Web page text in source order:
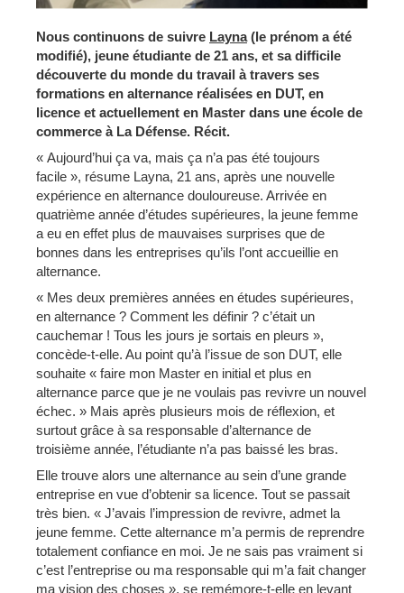
Nous continuons de suivre Layna(le prénom a été
modifié), jeune étudiante de 21 ans, et sa difficile
découverte du monde du travail à travers ses
formations en alternance réalisées en DUT, en
licence et actuellement en Master dans une école de
commerce à La Défense. Récit.
« Aujourd’hui ça va, mais ça n’a pas été toujours
facile », résume Layna, 21 ans, après une nouvelle
expérience en alternance douloureuse. Arrivée en
quatrième année d’études supérieures, la jeune femme
a eu en effet plus de mauvaises surprises que de
bonnes dans les entreprises qu’ils l’ont accueillie en
alternance.
« Mes deux premières années en études supérieures,
en alternance ? Comment les définir ? c’était un
cauchemar ! Tous les jours je sortais en pleurs »,
concède-t-elle. Au point qu’à l’issue de son DUT, elle
souhaite « faire mon Master en initial et plus en
alternance parce que je ne voulais pas revivre un nouvel
échec. » Mais après plusieurs mois de réflexion, et
surtout grâce à sa responsable d’alternance de
troisième année, l’étudiante n’a pas baissé les bras.
Elle trouve alors une alternance au sein d’une grande
entreprise en vue d’obtenir sa licence. Tout se passait
très bien. « J’avais l’impression de revivre, admet la
jeune femme. Cette alternance m’a permis de reprendre
totalement confiance en moi. Je ne sais pas vraiment si
c’est l’entreprise ou ma responsable qui m’a fait changer
ma vision des choses », se remémore-t-elle en levant